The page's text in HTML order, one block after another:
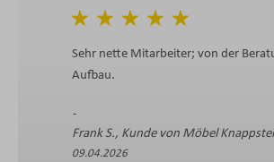
Sehr nette Mitarbeiter; von der
Aufbau.
Frank S., Kunde von Möbel
09.04.2026